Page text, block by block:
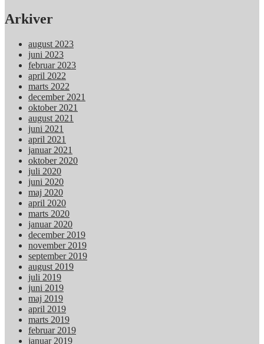
Arkiver
august 2023
juni 2023
februar 2023
april 2022
marts 2022
december 2021
oktober 2021
august 2021
juni 2021
april 2021
januar 2021
oktober 2020
juli 2020
juni 2020
maj 2020
april 2020
marts 2020
januar 2020
december 2019
november 2019
september 2019
august 2019
juli 2019
juni 2019
maj 2019
april 2019
marts 2019
februar 2019
januar 2019